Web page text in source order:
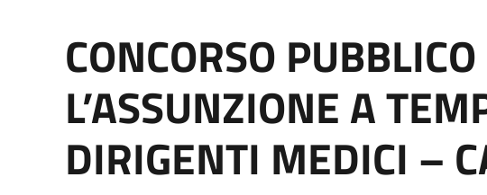
CONCORSO
L’ASSUNZIONE A
DIRIGENTI MEDICI –